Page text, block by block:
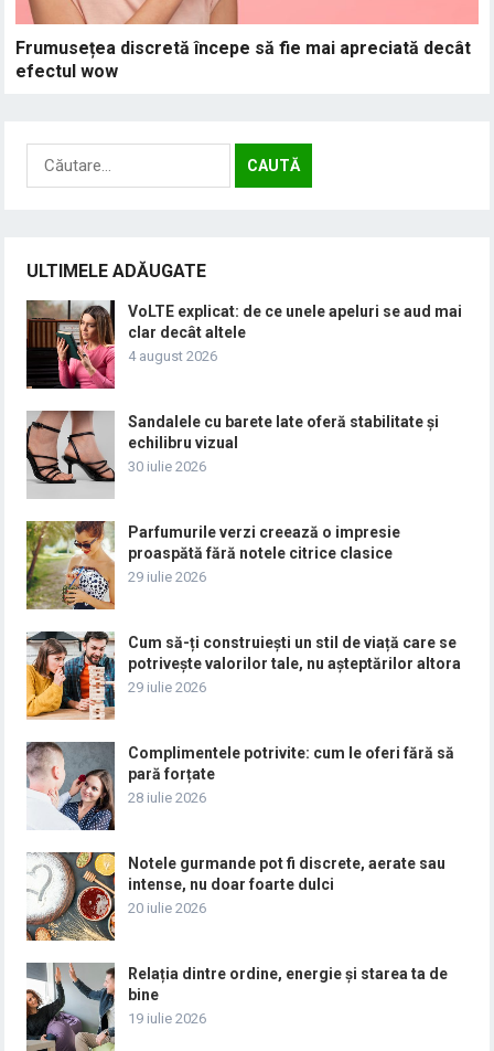
Frumusețea discretă începe să fie mai apreciată decât
efectul wow
Caută
după:
ULTIMELE ADĂUGATE
VoLTE explicat: de ce unele apeluri se aud mai
clar decât altele
4 august 2026
Sandalele cu barete late oferă stabilitate și
echilibru vizual
30 iulie 2026
Parfumurile verzi creează o impresie
proaspătă fără notele citrice clasice
29 iulie 2026
Cum să-ți construiești un stil de viață care se
potrivește valorilor tale, nu așteptărilor altora
29 iulie 2026
Complimentele potrivite: cum le oferi fără să
pară forțate
28 iulie 2026
Notele gurmande pot fi discrete, aerate sau
intense, nu doar foarte dulci
20 iulie 2026
Relația dintre ordine, energie și starea ta de
bine
19 iulie 2026